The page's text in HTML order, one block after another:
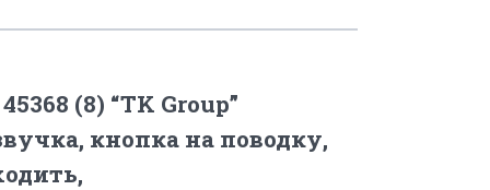
(8) “TK Group”
кнопка на поводку,